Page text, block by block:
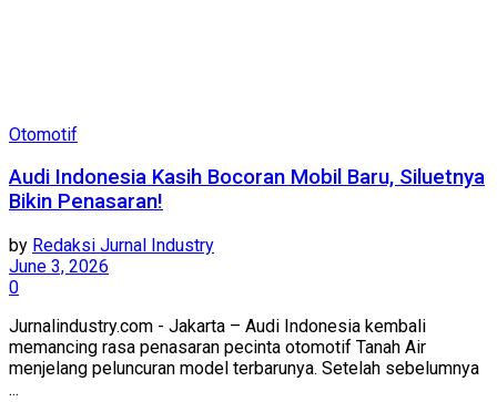
Otomotif
Audi Indonesia Kasih Bocoran Mobil Baru, Siluetnya
Bikin Penasaran!
by Redaksi Jurnal Industry
June 3, 2026
0
Jurnalindustry.com - Jakarta – Audi Indonesia kembali
memancing rasa penasaran pecinta otomotif Tanah Air
menjelang peluncuran model terbarunya. Setelah sebelumnya
...